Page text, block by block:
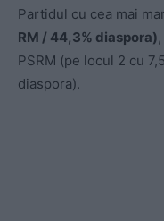
Partidul cu cea mai
RM / 44,3% diaspora)
PSRM (pe locul 2 cu
diaspora).